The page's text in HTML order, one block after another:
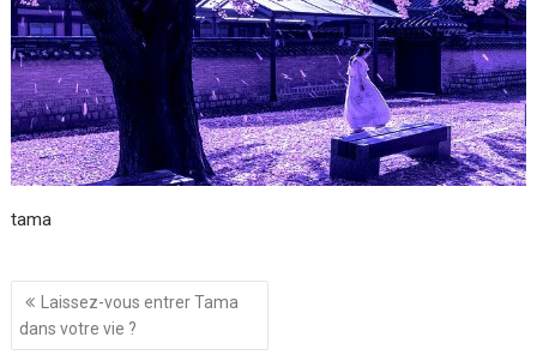
tama
Navigation
de
l’article
Laissez-vous entrer Tama
dans votre vie ?